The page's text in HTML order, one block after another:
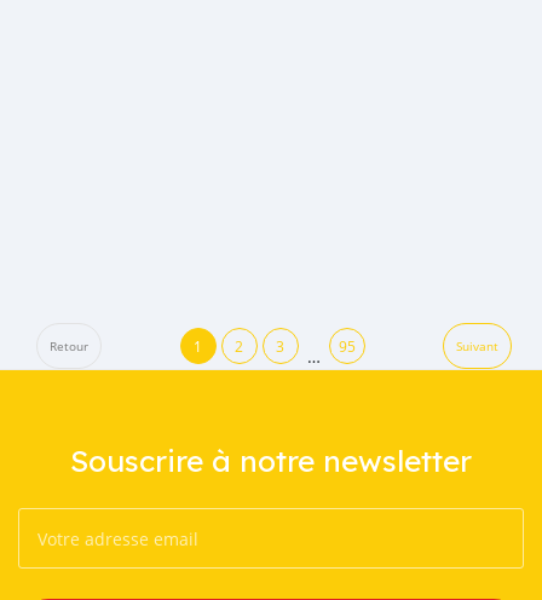
Retour 1 2 3 … 95 Suivant
Souscrire à notre newsletter